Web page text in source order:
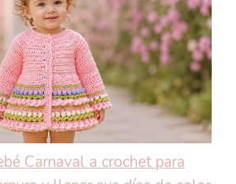
Carnaval a crochet para